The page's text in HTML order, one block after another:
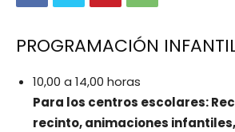
PROGRAMACIÓN
10,00 a 14,00 horas
Para los centros escolares:
recinto, animaciones